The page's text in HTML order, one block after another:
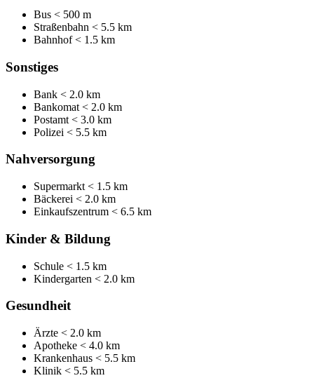
Bus < 500 m
Straßenbahn < 5.5 km
Bahnhof< 1.5 km
Sonstiges
Bank < 2.0 km
Bankomat < 2.0 km
Postamt < 3.0 km
Polizei < 5.5 km
Nahversorgung
Supermarkt < 1.5 km
Bäckerei < 2.0 km
Einkaufszentrum < 6.5 km
Kinder & Bildung
Schule < 1.5 km
Kindergarten < 2.0 km
Gesundheit
Ärzte < 2.0 km
Apotheke < 4.0 km
Krankenhaus < 5.5 km
Klinik < 5.5 km